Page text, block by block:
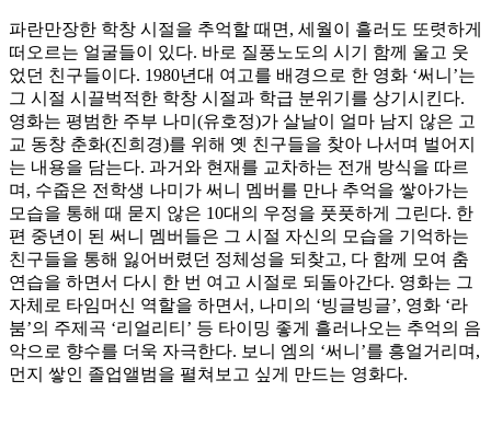
파란만장한 학창 시절을 추억할 때면, 세월이 흘러도 또렷하게
떠오르는 얼굴들이 있다. 바로 질풍노도의 시기 함께 울고 웃
었던 친구들이다. 1980년대 여고를 배경으로 한 영화 ‘써니’는
그 시절 시끌벅적한 학창 시절과 학급 분위기를 상기시킨다.
영화는 평범한 주부 나미(유호정)가 살날이 얼마 남지 않은 고
교 동창 춘화(진희경)를 위해 옛 친구들을 찾아 나서며 벌어지
는 내용을 담는다. 과거와 현재를 교차하는 전개 방식을 따르
며, 수줍은 전학생 나미가 써니 멤버를 만나 추억을 쌓아가는
모습을 통해 때 묻지 않은 10대의 우정을 풋풋하게 그린다. 한
편 중년이 된 써니 멤버들은 그 시절 자신의 모습을 기억하는
친구들을 통해 잃어버렸던 정체성을 되찾고, 다 함께 모여 춤
연습을 하면서 다시 한 번 여고 시절로 되돌아간다. 영화는 그
자체로 타임머신 역할을 하면서, 나미의 ‘빙글빙글’, 영화 ‘라
붐’의 주제곡 ‘리얼리티’ 등 타이밍 좋게 흘러나오는 추억의 음
악으로 향수를 더욱 자극한다. 보니 엠의 ‘써니’를 흥얼거리며,
먼지 쌓인 졸업앨범을 펼쳐보고 싶게 만드는 영화다.